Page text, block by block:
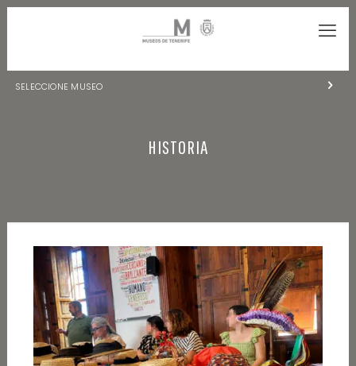
SELECCIONE MUSEO
CENTRO DE DOCUMENTACIÓN DE CANARIAS Y AMÉRICA
CUEVA DEL VIENTO
HISTORIA